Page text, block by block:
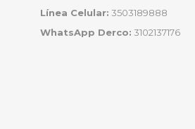
Línea Celular: 3503189888
WhatsApp Derco: 3102137176